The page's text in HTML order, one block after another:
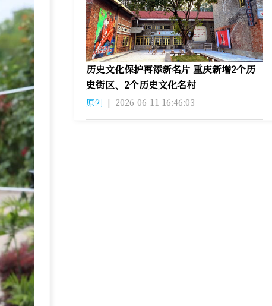
历史文化保护再添新名片 重庆新增2个历
史街区、2个历史文化名村
原创 | 2026-06-11 16:46:03